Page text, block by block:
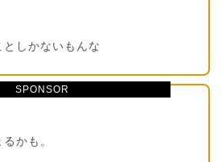
しかないもんな
かも。
SPONSOR